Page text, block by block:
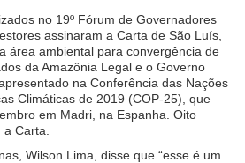
no 19º Fórum de Governadores
assinaram a Carta de São Luís,
área ambiental para convergência de
da Amazônia Legal e o Governo
na Conferência das Nações
Climáticas de 2019 (COP-25), que
em Madri, na Espanha. Oito
Carta.
Wilson Lima, disse que “esse é um